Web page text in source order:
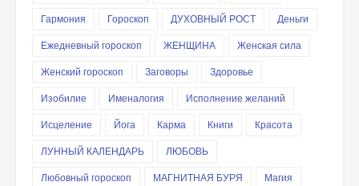
Гармония
Гороскоп ДУХОВНЫЙ РОСТ
Деньги
Ежедневный гороскоп
ЖЕНЩИНА
Женская сила
Женский гороскоп
Заговоры
Здоровье
Изобилие
Именалогия
Исполнение желаний
Исцеление
Йога Карма Книги
Красота
ЛУННЫЙ КАЛЕНДАРЬ
ЛЮБОВЬ
Любовный гороскоп
МАГНИТНАЯ БУРЯ
Магия